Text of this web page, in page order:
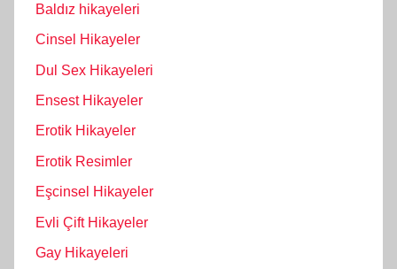
Baldız hikayeleri
Cinsel Hikayeler
Dul Sex Hikayeleri
Ensest Hikayeler
Erotik Hikayeler
Erotik Resimler
Eşcinsel Hikayeler
Evli Çift Hikayeler
Gay Hikayeleri